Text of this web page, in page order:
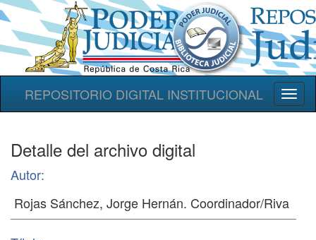
REPOSITORIO DIGITAL INSTITUCIONAL
Detalle del archivo digital
Autor: